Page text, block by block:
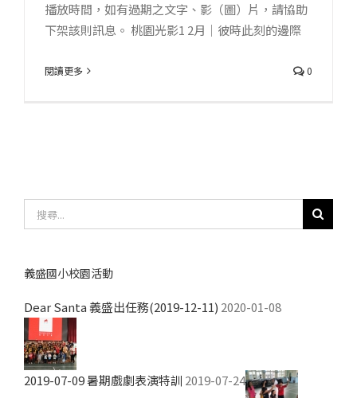
播放時間，如有過期之文字、影（圖）片，請協助
下架該則訊息。 桃園光影1 2月｜彼時此刻的邊際
閱讀更多 0
尋
果：
義盛國小校園活動
Dear Santa 義盛出任務(2019-12-11) 2020-01-08
2019-07-09 暑期戲劇表演特訓 2019-07-24